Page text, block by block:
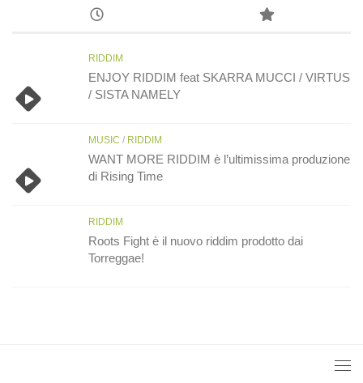
RIDDIM
ENJOY RIDDIM feat SKARRA MUCCI / VIRTUS
/ SISTA NAMELY
MUSIC / RIDDIM
WANT MORE RIDDIM è l’ultimissima produzione
di Rising Time
RIDDIM
Roots Fight è il nuovo riddim prodotto dai
Torreggae!